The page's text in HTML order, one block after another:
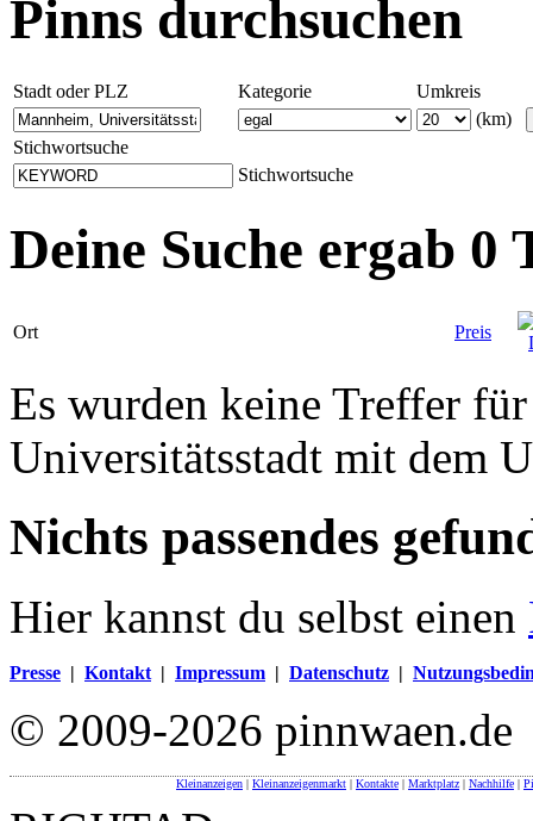
Pinns durchsuchen
Stadt oder PLZ Kategorie
Umkreis
(km)
Stichwortsuche
Stichwortsuche
Deine Suche ergab 0
Ort Preis
Es wurden keine Treffer
Universitätsstadt mit dem
Nichts passendes
Hier kannst du selbst einen
Presse | Kontakt | Impressum | Datenschutz |
© 2009-2026 pinnwaen.de
Kleinanzeigen | Kleinanzeigenmarkt | Kontakte | Marktplatz | Nachhilfe |